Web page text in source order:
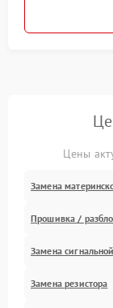
Цены
Замена
Прошивка /
Замена
Замена резистора